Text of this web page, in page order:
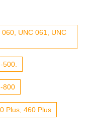
060, UNC 061, UNC
800
Plus, 460 Plus